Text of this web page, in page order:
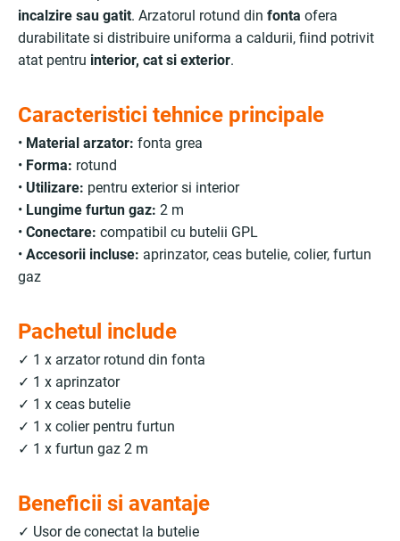
incalzire sau gatit. Arzatorul rotund din fonta ofera
durabilitate si distribuire uniforma a caldurii, fiind potrivit
atat pentru interior, cat si exterior.
Caracteristici tehnice principale
• Material arzator: fonta grea
• Forma: rotund
• Utilizare: pentru exterior si interior
• Lungime furtun gaz: 2 m
• Conectare: compatibil cu butelii GPL
• Accesorii incluse: aprinzator, ceas butelie, colier, furtun
gaz
Pachetul include
✓ 1 x arzator rotund din fonta
✓ 1 x aprinzator
✓ 1 x ceas butelie
✓ 1 x colier pentru furtun
✓ 1 x furtun gaz 2 m
Beneficii si avantaje
✓ Usor de conectat la butelie